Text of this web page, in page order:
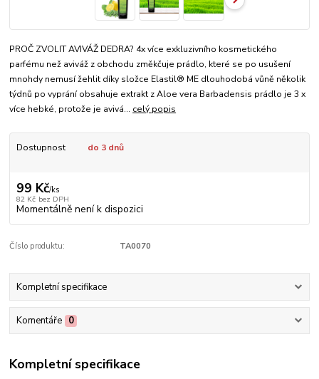
PROČ ZVOLIT AVIVÁŽ DEDRA? 4x více exkluzivního kosmetického
parfému než aviváž z obchodu změkčuje prádlo, které se po usušení
mnohdy nemusí žehlit díky složce Elastil® ME dlouhodobá vůně několik
týdnů po vyprání obsahuje extrakt z Aloe vera Barbadensis prádlo je 3 x
více hebké, protože je avivá... celý popis
Dostupnost do 3 dnů
99 Kč/ks
82 Kč bez DPH
Momentálně není k dispozici
Číslo produktu: TA0070
Kompletní specifikace
Komentáře 0
Kompletní specifikace